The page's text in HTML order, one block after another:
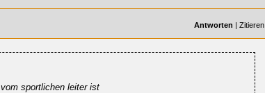
Antworten | Zitieren
sportlichen leiter ist